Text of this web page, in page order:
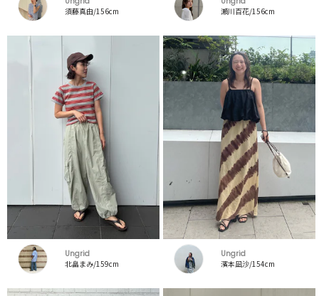
須藤真由/156cm
瀬川百花/156cm
Ungrid
北畠まみ/159cm
Ungrid
濱本凪沙/154cm